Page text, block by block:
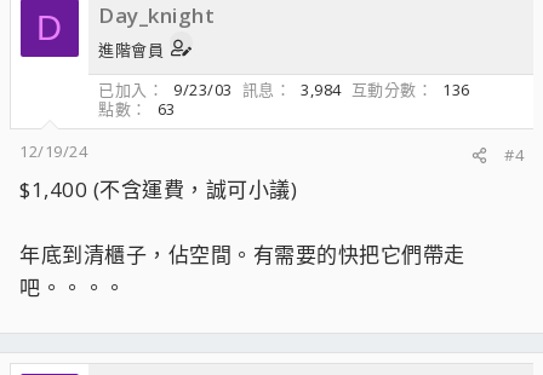
D Day_knight
進階會員
已加入
9/23/03 訊息 3,984 互動分數
136
點數
63
12/19/24
#4
$1,400 (不含運費，誠可小議)
年底到清櫃子，佔空間。有需要的快把它們帶走
吧。。。。